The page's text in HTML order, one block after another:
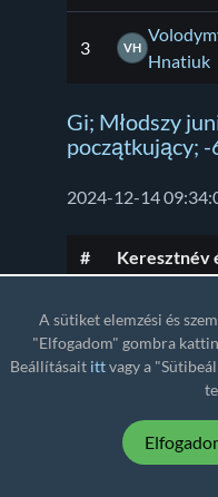
3 VH
Hnatiuk
Gi; Młodszy
początkujący;
2024-12-14
#
Keresztnév
1 IS
Iwo
Kacper
A sütiket elemzési és
"Elfogadom" gombra
Beállításait ittvagy a